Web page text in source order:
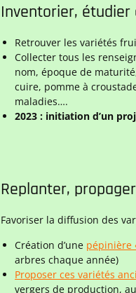
Inventorier,
Retrouver les variétés
Collecter tous les
nom, époque de
cuire, pomme à
maladies….
2023 : initiation d’un
Replanter, propager
Favoriser la diffusion des
Création d’une pépinière
arbres chaque année)
Proposer ces variétés
vergers de production,